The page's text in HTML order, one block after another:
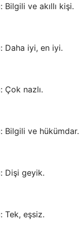
Bilgili ve akıllı kişi.
Daha iyi, en iyi.
Çok nazlı.
Bilgili ve hükümdar.
Dişi geyik.
Tek, eşsiz.